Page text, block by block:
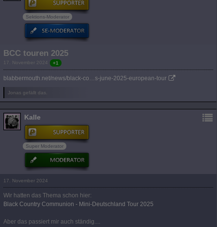
Sektions-Moderator
BCC touren 2025
17. November 2024 +1
blabbermouth.net/news/black-co…s-june-2025-european-tour
Jonas gefällt das.
Kalle
Super Moderator
17. November 2024
Wir hatten das Thema schon hier:
Black Country Communion - Mini-Deutschland Tour 2025
Aber das passiert mir auch ständig....